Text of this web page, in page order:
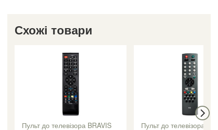
Схожі товари
Пульт до телевізора BRAVIS
Пульт до телевізора